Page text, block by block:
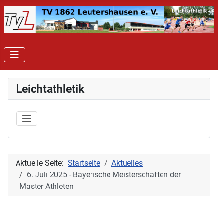
Leichtathletik
Aktuelle Seite: Startseite
Aktuelles
6. Juli 2025 - Bayerische Meisterschaften der
Master-Athleten